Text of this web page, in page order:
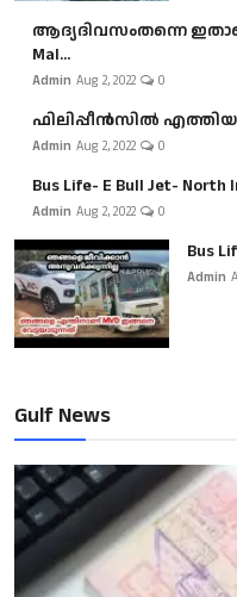
ആദ്യദിവസംതന്നെ
Mal...
Admin Aug 2, 2022 0
ഫിലിപ്പീൻസിൽ
Admin Aug 2, 2022 0
Bus Life- E Bull Jet-
Admin Aug 2, 2022 0
Bus
Admin
Gulf News